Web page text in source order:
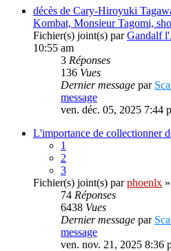
décès de Cary-Hiroyuki
Kombat, Monsieur Tagomi,
Fichier(s) joint(s) parGandalf
10:55 am
3 Réponses
136 Vues
Dernier message par
message
ven. déc. 05, 2025 7:44
L'importance de collectionner
1
2
3
Fichier(s) joint(s) parphoenlx
74 Réponses
6438 Vues
Dernier message par
message
ven. nov. 21, 2025 8:36